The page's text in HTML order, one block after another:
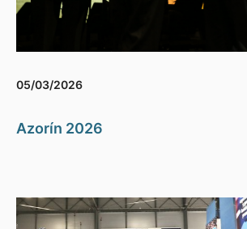
05/03/2026
Azorín 2026